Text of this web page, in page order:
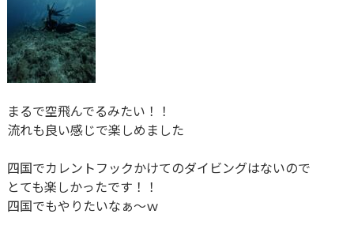
まるで空飛んでるみたい！！
流れも良い感じで楽しめました
四国でカレントフックかけてのダイビングはないので
とても楽しかったです！！
四国でもやりたいなぁ～ｗ